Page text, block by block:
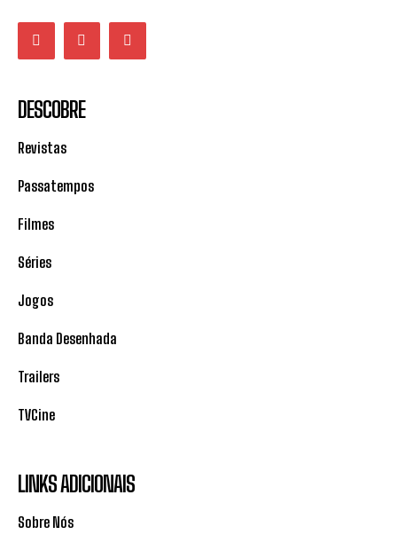
DESCOBRE
Revistas
Passatempos
Filmes
Séries
Jogos
Banda Desenhada
Trailers
TVCine
LINKS ADICIONAIS
Sobre Nós